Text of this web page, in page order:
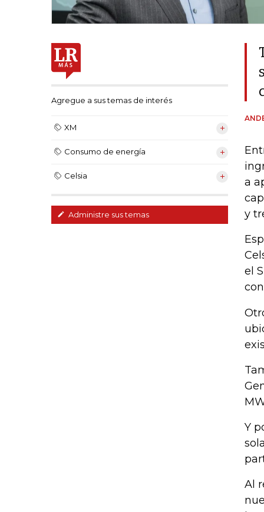
Agregue a sus temas de interés
XM
Consumo de energía
Celsia
Administre sus temas
a
y
el
Y
Al